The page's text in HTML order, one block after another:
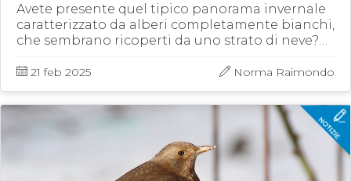
Avete presente quel tipico panorama invernale
caratterizzato da alberi completamente bianchi,
che sembrano ricoperti da uno strato di neve?
Questo fenomeno, che in meteorologia viene
definito …
21 feb 2025 Norma Raimondo